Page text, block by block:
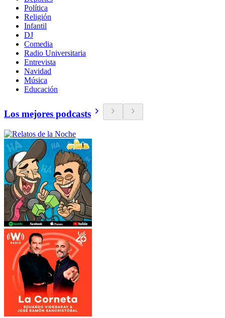
Política
Religión
Infantil
DJ
Comedia
Radio Universitaria
Entrevista
Navidad
Música
Educación
Los mejores podcasts